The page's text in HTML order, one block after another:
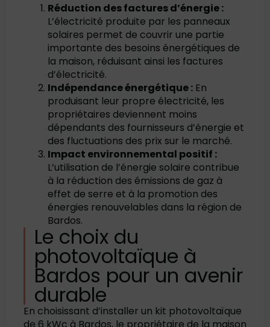
Réduction des factures d’énergie :
L’électricité produite par les panneaux
solaires permet de couvrir une partie
importante des besoins énergétiques de
la maison, réduisant ainsi les factures
d’électricité.
Indépendance énergétique :En
produisant leur propre électricité, les
propriétaires deviennent moins
dépendants des fournisseurs d’énergie et
des fluctuations des prix sur le marché.
Impact environnemental positif :
L’utilisation de l’énergie solaire contribue
à la réduction des émissions de gaz à
effet de serre et à la promotion des
énergies renouvelables dans la région de
Bardos.
Le choix du
photovoltaïque à
Bardos pour un avenir
durable
En choisissant d’installer un kit photovoltaïque
de 6 kWc à Bardos, le propriétaire de la maison